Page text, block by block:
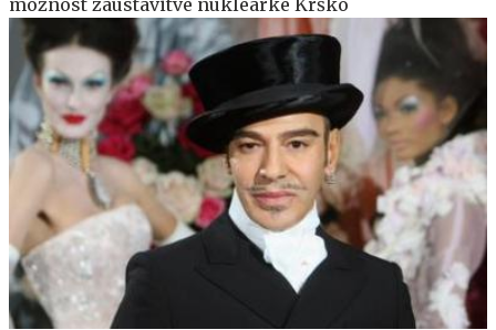
možnost zaustavitve nuklearke Krško